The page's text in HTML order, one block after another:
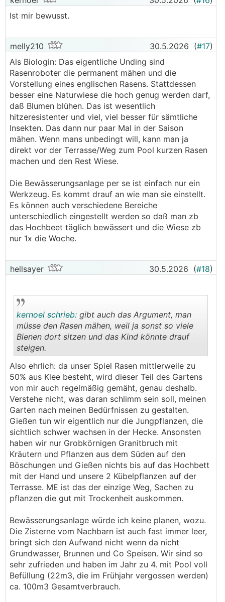
Ist mir bewusst.
melly210 30.5.2026 (#17)
Als Biologin: Das eigentliche Unding sind
Rasenroboter die permanent mähen und die
Vorstellung eines englischen Rasens. Stattdessen
besser eine Naturwiese die hoch genug werden darf,
daß Blumen blühen. Das ist wesentlich
hitzeresistenter und viel, viel besser für sämtliche
Insekten. Das dann nur paar Mal in der Saison
mähen. Wenn mans unbedingt will, kann man ja
direkt vor der Terrasse/Weg zum Pool kurzen Rasen
machen und den Rest Wiese.
Die Bewässerungsanlage per se ist einfach nur ein
Werkzeug. Es kommt drauf an wie man sie einstellt.
Es können auch verschiedene Bereiche
unterschiedlich eingestellt werden so daß man zb
das Hochbeet täglich bewässert und die Wiese zb
nur 1x die Woche.
hellsayer 30.5.2026 (#18)
..
kernoel schrieb: gibt auch das Argument, man
müsse den Rasen mähen, weil ja sonst so viele
Bienen dort sitzen und das Kind könnte drauf
steigen.
Also ehrlich: da unser Spiel Rasen mittlerweile zu
50% aus Klee besteht, wird dieser Teil des Gartens
von mir auch regelmäßig gemäht, genau deshalb.
Verstehe nicht, was daran schlimm sein soll, meinen
Garten nach meinen Bedürfnissen zu gestalten.
Gießen tun wir eigentlich nur die Jungpflanzen, die
sichtlich schwer wachsen in der Hecke. Ansonsten
haben wir nur Grobkörnigen Granitbruch mit
Kräutern und Pflanzen aus dem Süden auf den
Böschungen und Gießen nichts bis auf das Hochbett
mit der Hand und unsere 2 Kübelpflanzen auf der
Terrasse. ME ist das der einzige Weg, Sachen zu
pflanzen die gut mit Trockenheit auskommen.
Bewässerungsanlage würde ich keine planen, wozu.
Die Zisterne vom Nachbarn ist auch fast immer leer,
bringt sich den Aufwand nicht wenn da nicht
Grundwasser, Brunnen und Co Speisen. Wir sind so
sehr zufrieden und haben im Jahr zu 4. mit Pool voll
Befüllung (22m3, die im Frühjahr vergossen werden)
ca. 100m3 Gesamtverbrauch.